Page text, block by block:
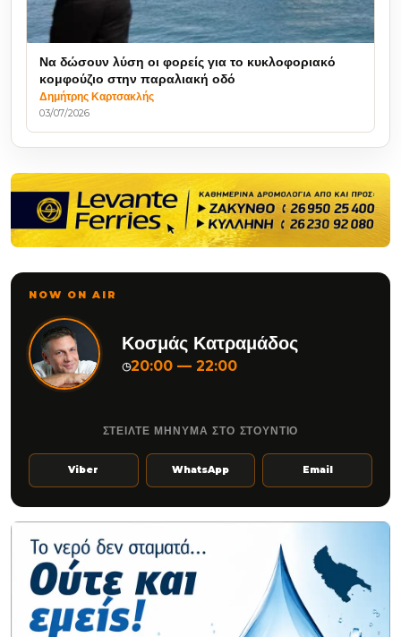
Να δώσουν λύση οι φορείς για το κυκλοφοριακό
κομφούζιο στην παραλιακή οδό
Δημήτρης Καρτσακλής
03/07/2026
NOW ON AIR
Κοσμάς Κατραμάδος
◷20:00 — 22:00
ΣΤΕΙΛΤΕ ΜΗΝΥΜΑ ΣΤΟ ΣΤΟΥΝΤΙΟ
Viber WhatsApp Email